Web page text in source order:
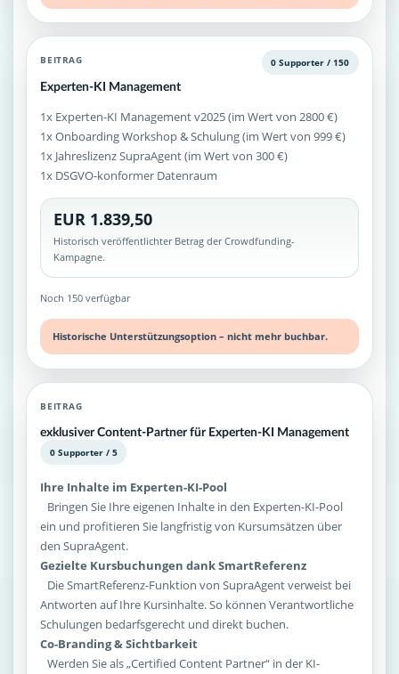
BEITRAG
Experten-KI Management
0 Supporter / 150
1x Experten-KI Management v2025 (im Wert von 2800 €)
1x Onboarding Workshop & Schulung (im Wert von 999 €)
1x Jahreslizenz SupraAgent (im Wert von 300 €)
1x DSGVO-konformer Datenraum
EUR 1.839,50
Historisch veröffentlichter Betrag der Crowdfunding-
Kampagne.
Noch 150 verfügbar
Historische Unterstützungsoption – nicht mehr buchbar.
BEITRAG
exklusiver Content-Partner für Experten-KI Management
0 Supporter / 5
Ihre Inhalte im Experten-KI-Pool
Bringen Sie Ihre eigenen Inhalte in den Experten-KI-Pool
ein und profitieren Sie langfristig von Kursumsätzen über
den SupraAgent.
Gezielte Kursbuchungen dank SmartReferenz
Die SmartReferenz-Funktion von SupraAgent verweist bei
Antworten auf Ihre Kursinhalte. So können Verantwortliche
Schulungen bedarfsgerecht und direkt buchen.
Co-Branding & Sichtbarkeit
Werden Sie als „Certified Content Partner“ in der KI-